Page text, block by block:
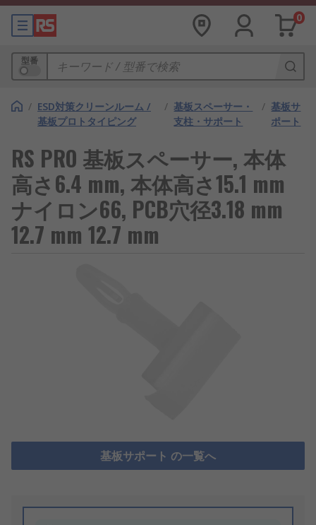
0
型番
/ ESD対策クリーンルーム /
基板プロトタイピング
/ 基板スペーサー・
支柱・サポート
/ 基板サ
ポート
RS PRO 基板スペーサー, 本体
高さ6.4 mm, 本体高さ15.1 mm
ナイロン66, PCB穴径3.18 mm
12.7 mm 12.7 mm
基板サポート の一覧へ